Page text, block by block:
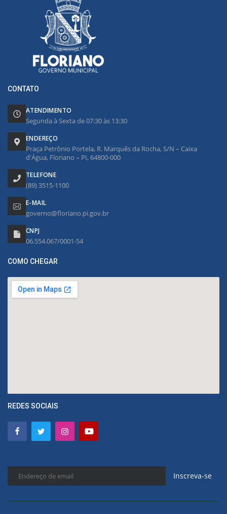
CONTATO
ATENDIMENTO
Segunda à Sexta de 07:30 às 13:30
ENDEREÇO
Praça Petrônio Portela, R. Marquês da Rocha, S/N – Caixa
d'Água, Floriano – PI, 64800-000
TELEFONE
(89) 3515-1100
E-MAIL
governo@floriano.pi.gov.br
CNPJ
06.554.067/0001-54
COMO CHEGAR
REDES SOCIAIS
Inscreva-se